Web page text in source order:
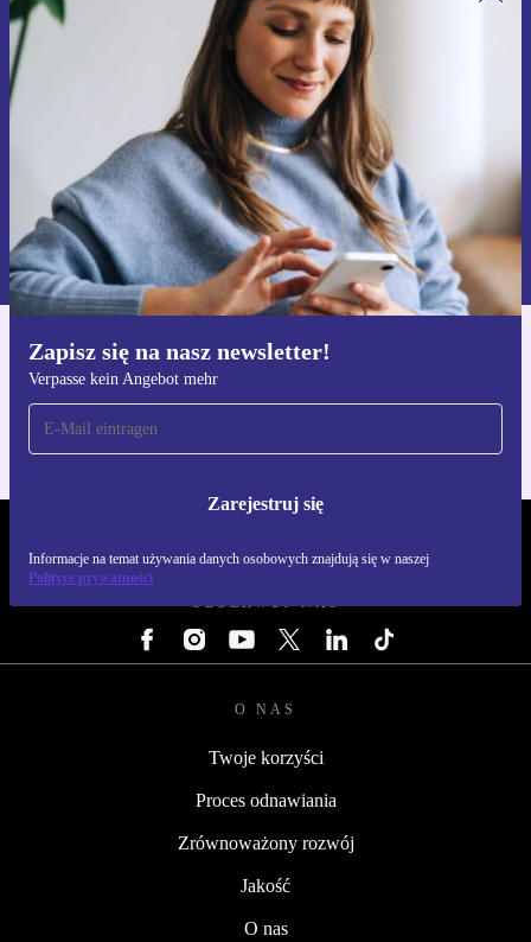
Zapisz się na nasz newsletter!
Verpasse kein Angebot mehr
Zarejestruj się
Informacje na temat używania danych osobowych znajdują się w naszej
Polityce prywatności
Zapisz się na nasz newsletter!
Nie przegap żadnej oferty.
Zarejestruj się
Informacje na temat używania danych osobowych znajdują się w
naszej
Polityce prywatności
Pobierz aplikację refurbed
Dla iOS i Android
OBSERWUJ NAS
O NAS
Twoje korzyści
Proces odnawiania
Zrównoważony rozwój
Jakość
O nas